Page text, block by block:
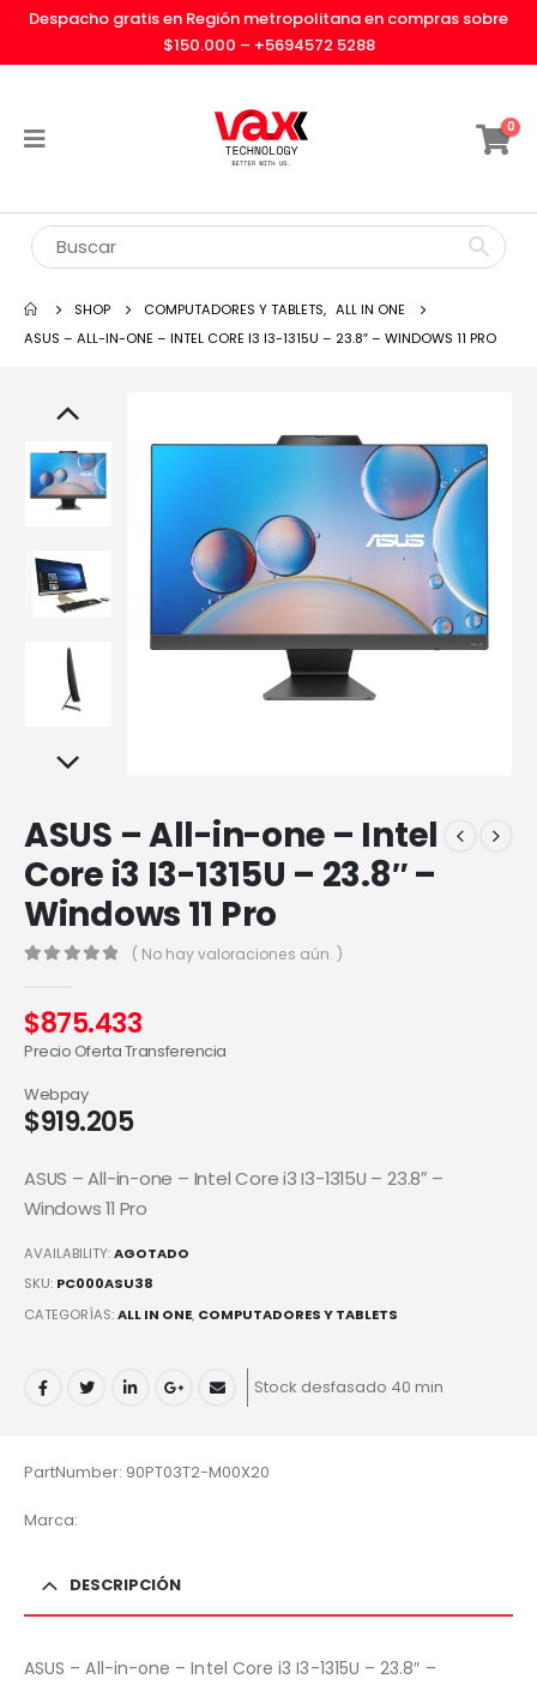
Despacho gratis en Región metropolitana en compras sobre
$150.000 – +5694572 5288
0
SHOP COMPUTADORES Y TABLETS, ALL IN ONE
ASUS – ALL-IN-ONE – INTEL CORE I3 I3-1315U – 23.8″ – WINDOWS 11 PRO
ASUS – All-in-one – Intel
Core i3 I3-1315U – 23.8″ –
Windows 11 Pro
( No hay valoraciones aún. )
$875.433
Precio Oferta Transferencia
$919.205
Webpay
ASUS – All-in-one – Intel Core i3 I3-1315U – 23.8″ –
Windows 11 Pro
AVAILABILITY:AGOTADO
SKU: PC000ASU38
CATEGORÍAS:ALL IN ONE, COMPUTADORES Y TABLETS
Stock desfasado 40 min
PartNumber: 90PT03T2-M00X20
Marca:
DESCRIPCIÓN
ASUS – All-in-one – Intel Core i3 I3-1315U – 23.8″ –